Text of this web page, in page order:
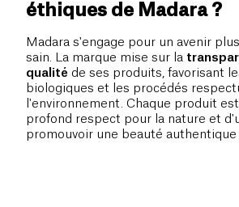
éthiques de Madara ?
Madara s'engage pour un avenir
sain. La marque mise sur la
qualité de ses produits, favorisant
biologiques et les procédés
l'environnement. Chaque produit
profond respect pour la nature et
promouvoir une beauté authentique